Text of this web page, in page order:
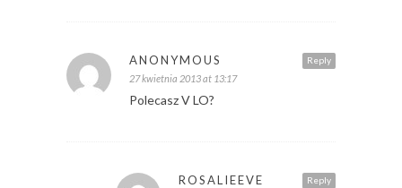
Reply
ANONYMOUS
27 kwietnia 2013 at 13:17
Polecasz V LO?
Reply
ROSALIEEVE